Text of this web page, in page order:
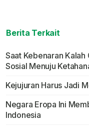
Berita Terkait
Saat Kebenaran
Sosial Menuju
Kejujuran Harus Jadi
Negara Eropa Ini
Indonesia